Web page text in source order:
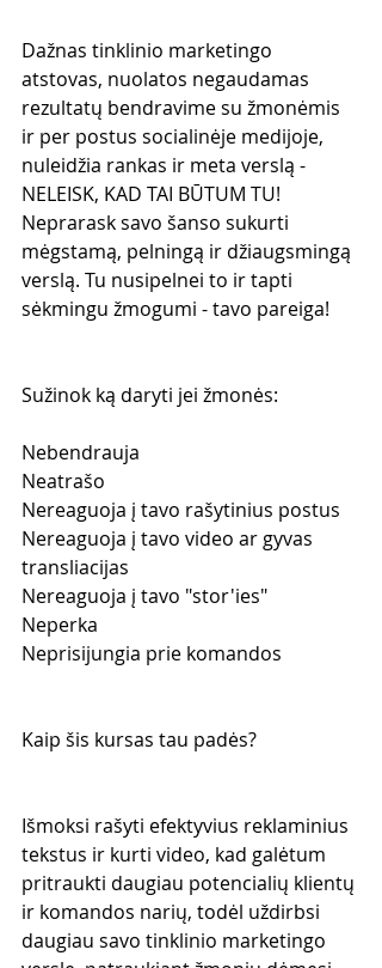
Dažnas tinklinio marketingo
atstovas, nuolatos negaudamas
rezultatų bendravime su žmonėmis
ir per postus socialinėje medijoje,
nuleidžia rankas ir meta verslą -
NELEISK, KAD TAI BŪTUM TU!
Neprarask savo šanso sukurti
mėgstamą, pelningą ir džiaugsmingą
verslą. Tu nusipelnei to ir tapti
sėkmingu žmogumi - tavo pareiga!
Sužinok ką daryti jei žmonės:
Nebendrauja
Neatrašo
Nereaguoja į tavo rašytinius postus
Nereaguoja į tavo video ar gyvas
transliacijas
Nereaguoja į tavo "stor'ies"
Neperka
Neprisijungia prie komandos
Kaip šis kursas tau padės?
Išmoksi rašyti efektyvius reklaminius
tekstus ir kurti video, kad galėtum
pritraukti daugiau potencialių klientų
ir komandos narių, todėl uždirbsi
daugiau savo tinklinio marketingo